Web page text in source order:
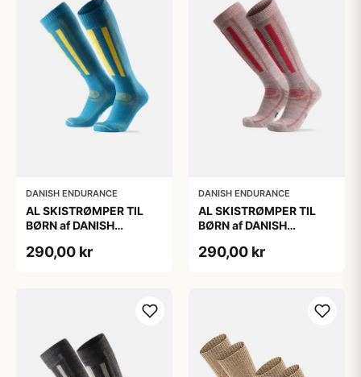
DANISH ENDURANCE
AL SKISTRØMPER TIL
BØRN af DANISH
35-38
290,00 kr
DANISH ENDURANCE
AL SKISTRØMPER TIL
BØRN af DANISH
Lysegrå/Lyserød, 35-38
290,00 kr